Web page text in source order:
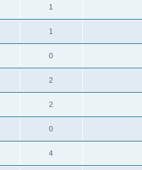
1
תגובות
צפיות
1
תגובות
צפיות
0
תגובות
צפיות
2
תגובות
צפיות
2
תגובות
צפיות
0
תגובות
צפיות
4